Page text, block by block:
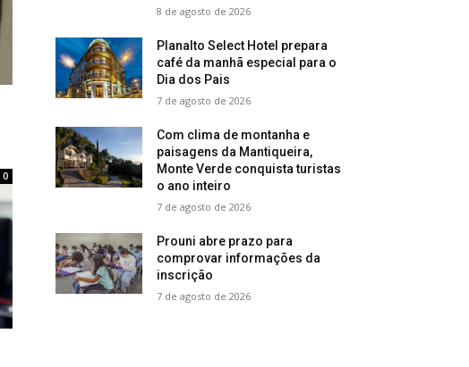
0
8 de agosto de 2026
Planalto Select Hotel prepara
café da manhã especial para o
Dia dos Pais
7 de agosto de 2026
Com clima de montanha e
paisagens da Mantiqueira,
Monte Verde conquista turistas
o ano inteiro
7 de agosto de 2026
Prouni abre prazo para
comprovar informações da
inscrição
7 de agosto de 2026